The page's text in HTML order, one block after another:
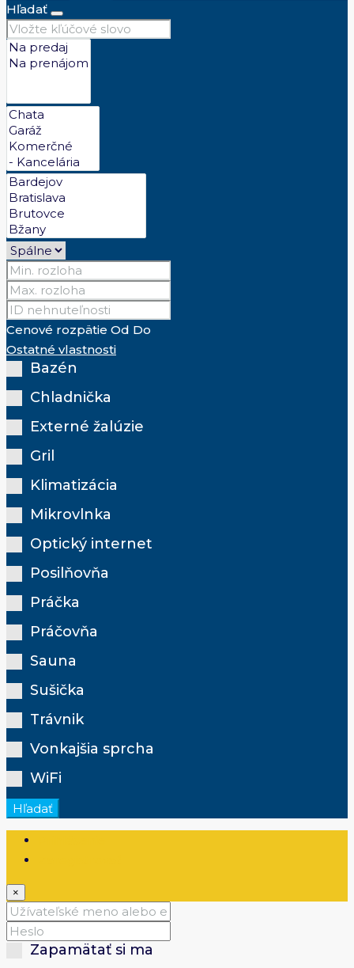
Hľadať
Cenové rozpätie Od Do
Ostatné vlastnosti
Bazén
Chladnička
Externé žalúzie
Gril
Klimatizácia
Mikrovlnka
Optický internet
Posilňovňa
Práčka
Práčovňa
Sauna
Sušička
Trávnik
Vonkajšia sprcha
WiFi
Hľadať
×
Zapamätať si ma